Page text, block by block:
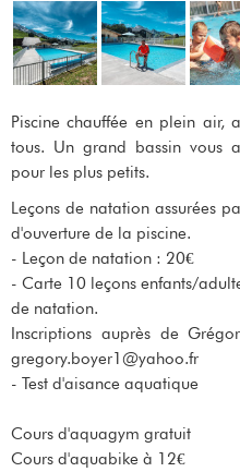
Piscine chauffée en plein
tous. Un grand bassin vous
pour les plus petits.
Leçons de natation assurées
d'ouverture de la piscine.
- Leçon de natation : 20€
- Carte 10 leçons enfants/
de natation.
Inscriptions auprès de
gregory.boyer1@yahoo.fr
- Test d'aisance aquatique
Cours d'aquagym gratuit
Cours d'aquabike à 12€